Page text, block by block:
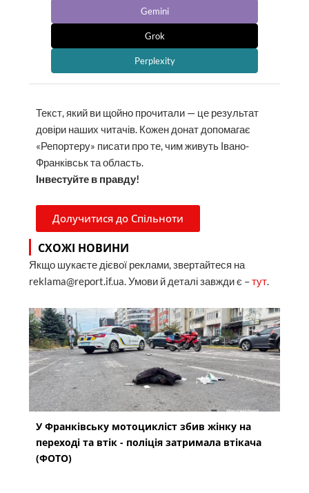
Gemini
Grok
Perplexity
Текст, який ви щойно прочитали — це результат
довіри наших читачів. Кожен донат допомагає
«Репортеру» писати про те, чим живуть Івано-
Франківськ та область.
Інвестуйте в правду!
Долучитися до Спільноти
СХОЖІ НОВИНИ
Якщо шукаєте дієвої реклами, звертайтеся на
reklama@report.if.ua. Умови й деталі завжди є –тут.
У Франківську мотоцикліст збив жінку на
переході та втік - поліція затримала втікача
(ФОТО)